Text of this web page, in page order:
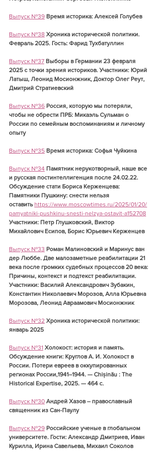
Выпуск №39 Время историка: Алексей Голубев
Выпуск №38 Хроника исторической политики.
Февраль 2025. Гость: Фарид Тухбатуллин
Выпуск №37 Выборы в Германии 23 февраля
2025 с точки зрения историков. Участники: Юрий
Латыш, Леонид Мосионжник, Доктор Олег Реут,
Дмитрий Стратиевский
Выпуск №36 Россия, которую мы потеряли,
чтобы не обрести ПРБ: Микаэль Сульман о
России по семейным воспоминаниям и личному
опыту
Выпуск №35 Время историка: Софья Чуйкина
Выпуск №34 Памятник нерукотворный, наше все
и русская постинтеллигенция после 24.02.22.
Обсуждение стати Бориса Керженцева:
Памятники Пушкину: снести нельзя
оставить https://www.moscowtimes.ru/2025/01/20/
pamyatniki-pushkinu-snesti-nelzya-ostavit-a152708
Участники: Петр Глушковский, Виктор
Михайлович Есипов, Борис Юрьевич Керженцев
Выпуск №33 Роман Малиновский и Маринус ван
дер Люббе. Две малозаметные реабилитации 21
века после громких судебных процессов 20 века:
Причины, контекст и подтекст реабилитации.
Участники: Василий Александрович Зубакин,
Константин Николаевич Морозов, Алла Юрьевна
Морозова, Леонид Авраамович Мосионжник
Выпуск №32 Хроника исторической политики:
январь 2025
Выпуск №31 Холокост: история и память.
Обсуждение книги: Круглов А. И. Холокост в
России. Потери евреев в оккупированных
регионах России,1941–1944. — Chișinău : The
Historical Expertise, 2025. — 464 с.
Выпуск №30 Андрей Хазов – православный
священник из Сан-Паулу
Выпуск №29 Российские ученые в глобальном
университете. Гости: Александр Дмитриев, Иван
Курилла, Ирина Савельева, Михаил Соколов